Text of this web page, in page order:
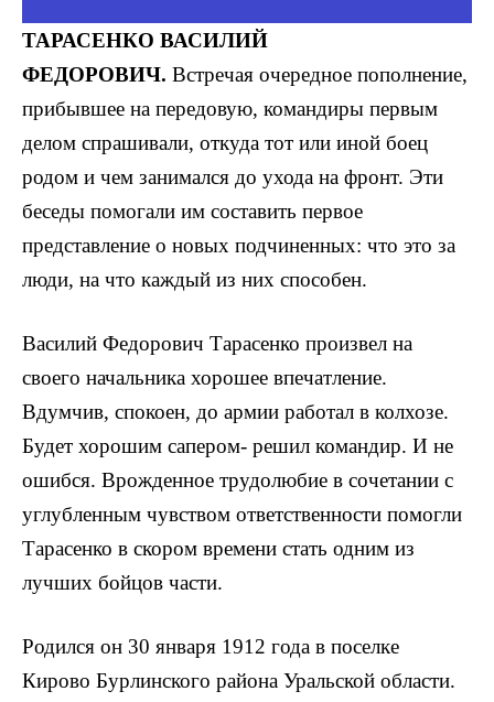
ТАРАСЕНКО ВАСИЛИЙ
ФЕДОРОВИЧ. Встречая очередное пополнение,
прибывшее на передовую, команди­ры первым
делом спрашивали, от­куда тот или иной боец
родом и чем занимался до ухода на фронт. Эти
беседы помогали им составить первое
представление о новых под­чиненных: что это за
люди, на что каждый из них способен.
Василий Федорович Тарасенко произвел на
своего начальника хо­рошее впечатление.
Вдумчив, спокоен, до армии работал в колхозе.
Будет хорошим сапером- решил командир. И не
ошибся. Врожденное трудолюбие в сочетании с
углубленным чувством ответственности помогли
Тарасенко в ско­ром времени стать одним из
лучших бойцов части.
Родился он 30 января 1912 года в поселке
Кирово Бурлинского района Уральской области.